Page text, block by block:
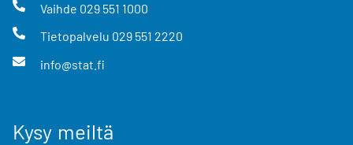
Vaihde 029 551 1000
Tietopalvelu 029 551 2220
info@stat.fi
Kysy meiltä